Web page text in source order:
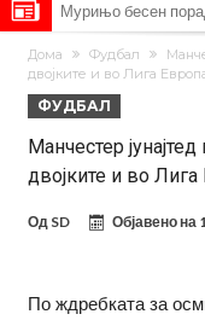
Мурињо бесен
разговорот што го
Трансфер бомба во
Мадрид!
Карагер ги изненади
е информиран
Крај на сагата:
година
Директор на ФИА
ан Бредли
Дома Фудбал
двојките и во Лига
ФУДБАЛ
Манчестер
двојките и во
Од SD Објавено на
По ждребката за